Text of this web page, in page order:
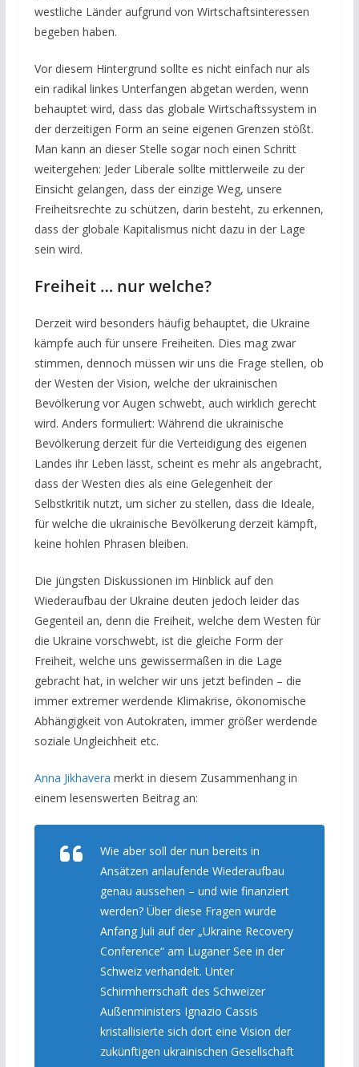
westliche Länder aufgrund von Wirtschaftsinteressen
begeben haben.
Vor diesem Hintergrund sollte es nicht einfach nur als
ein radikal linkes Unterfangen abgetan werden, wenn
behauptet wird, dass das globale Wirtschaftssystem in
der derzeitigen Form an seine eigenen Grenzen stößt.
Man kann an dieser Stelle sogar noch einen Schritt
weitergehen: Jeder Liberale sollte mittlerweile zu der
Einsicht gelangen, dass der einzige Weg, unsere
Freiheitsrechte zu schützen, darin besteht, zu erkennen,
dass der globale Kapitalismus nicht dazu in der Lage
sein wird.
Freiheit … nur welche?
Derzeit wird besonders häufig behauptet, die Ukraine
kämpfe auch für unsere Freiheiten. Dies mag zwar
stimmen, dennoch müssen wir uns die Frage stellen, ob
der Westen der Vision, welche der ukrainischen
Bevölkerung vor Augen schwebt, auch wirklich gerecht
wird. Anders formuliert: Während die ukrainische
Bevölkerung derzeit für die Verteidigung des eigenen
Landes ihr Leben lässt, scheint es mehr als angebracht,
dass der Westen dies als eine Gelegenheit der
Selbstkritik nutzt, um sicher zu stellen, dass die Ideale,
für welche die ukrainische Bevölkerung derzeit kämpft,
keine hohlen Phrasen bleiben.
Die jüngsten Diskussionen im Hinblick auf den
Wiederaufbau der Ukraine deuten jedoch leider das
Gegenteil an, denn die Freiheit, welche dem Westen für
die Ukraine vorschwebt, ist die gleiche Form der
Freiheit, welche uns gewissermaßen in die Lage
gebracht hat, in welcher wir uns jetzt befinden – die
immer extremer werdende Klimakrise, ökonomische
Abhängigkeit von Autokraten, immer größer werdende
soziale Ungleichheit etc.
Anna Jikhavera merkt in diesem Zusammenhang in
einem lesenswerten Beitrag an:
Wie aber soll der nun bereits in
Ansätzen anlaufende Wiederaufbau
genau aussehen – und wie finanziert
werden? Über diese Fragen wurde
Anfang Juli auf der „Ukraine Recovery
Conference“ am Luganer See in der
Schweiz verhandelt. Unter
Schirmherrschaft des Schweizer
Außenministers Ignazio Cassis
kristallisierte sich dort eine Vision der
zukünftigen ukrainischen Gesellschaft